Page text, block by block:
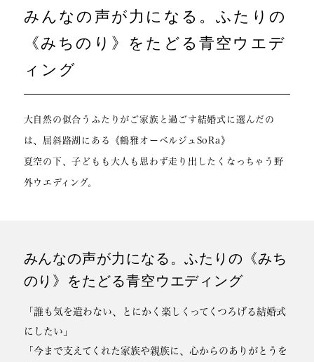
みんなの声が力になる。ふたりの
《みちのり》をたどる青空ウエデ
ィング
大自然の似合うふたりがご家族と過ごす結婚式に選んだの
は、屈斜路湖にある《鶴雅オーベルジュSoRa》
夏空の下、子どもも大人も思わず走り出したくなっちゃう野
外ウエディング。
みんなの声が力になる。ふたりの《みち
のり》をたどる青空ウエディング
「誰も気を遣わない、とにかく楽しくってくつろげる結婚式
にしたい」
「今まで支えてくれた家族や親族に、心からのありがとうを